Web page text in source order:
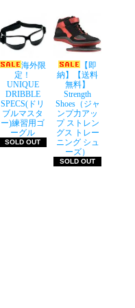
海外限
定！
UNIQUE
DRIBBLE
SPECS(ドリ
ブルマスタ
ー)練習用ゴ
ーグル
SOLD OUT
【即
納】【送料
無料】
Strength
Shoes（ジャ
ンプ力アッ
プ ストレン
グス トレー
ニング シュ
ーズ）
SOLD OUT